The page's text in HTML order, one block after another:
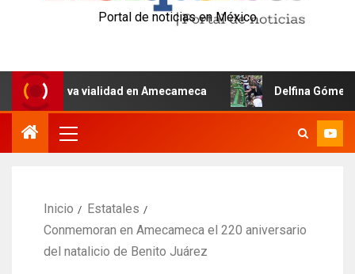
Portal de noticias en México
vialidad en Amecameca Delfina Gómez inicia
Inicio
Estatales
Conmemoran en Amecameca el 220 aniversario
del natalicio de Benito Juárez